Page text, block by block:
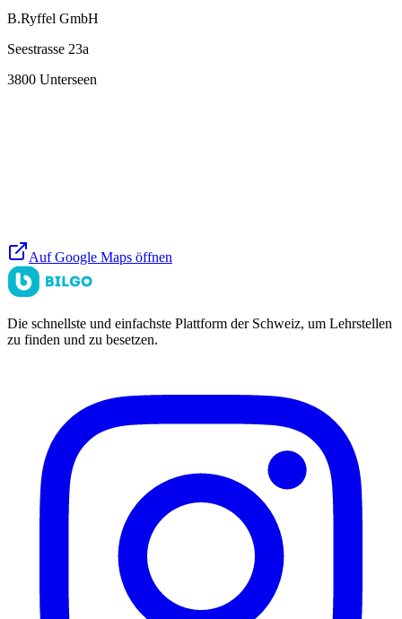
B.Ryffel GmbH
Seestrasse 23a
3800 Unterseen
Auf Google Maps öffnen
Die schnellste und einfachste Plattform der Schweiz, um Lehrstellen
zu finden und zu besetzen.